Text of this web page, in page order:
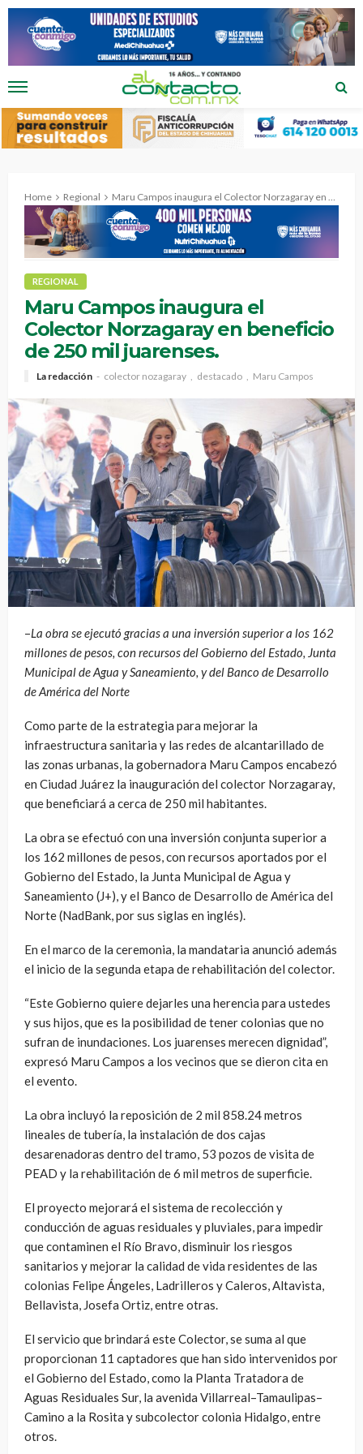
Home Regional Maru Campos inaugura el Colector Norzagaray en beneficio de 250 mil juarenses.
REGIONAL
Maru Campos inaugura el
Colector Norzagaray en beneficio
de 250 mil juarenses.
La redacción colector nozagaray destacado Maru Campos
–La obra se ejecutó gracias a una inversión superior a los 162
millones de pesos, con recursos del Gobierno del Estado, Junta
Municipal de Agua y Saneamiento, y del Banco de Desarrollo
de América del Norte
Como parte de la estrategia para mejorar la
infraestructura sanitaria y las redes de alcantarillado de
las zonas urbanas, la gobernadora Maru Campos encabezó
en Ciudad Juárez la inauguración del colector Norzagaray,
que beneficiará a cerca de 250 mil habitantes.
La obra se efectuó con una inversión conjunta superior a
los 162 millones de pesos, con recursos aportados por el
Gobierno del Estado, la Junta Municipal de Agua y
Saneamiento (J+), y el Banco de Desarrollo de América del
Norte (NadBank, por sus siglas en inglés).
En el marco de la ceremonia, la mandataria anunció además
el inicio de la segunda etapa de rehabilitación del colector.
“Este Gobierno quiere dejarles una herencia para ustedes
y sus hijos, que es la posibilidad de tener colonias que no
sufran de inundaciones. Los juarenses merecen dignidad”,
expresó Maru Campos a los vecinos que se dieron cita en
el evento.
La obra incluyó la reposición de 2 mil 858.24 metros
lineales de tubería, la instalación de dos cajas
desarenadoras dentro del tramo, 53 pozos de visita de
PEAD y la rehabilitación de 6 mil metros de superficie.
El proyecto mejorará el sistema de recolección y
conducción de aguas residuales y pluviales, para impedir
que contaminen el Río Bravo, disminuir los riesgos
sanitarios y mejorar la calidad de vida residentes de las
colonias Felipe Ángeles, Ladrilleros y Caleros, Altavista,
Bellavista, Josefa Ortiz, entre otras.
El servicio que brindará este Colector, se suma al que
proporcionan 11 captadores que han sido intervenidos por
el Gobierno del Estado, como la Planta Tratadora de
Aguas Residuales Sur, la avenida Villarreal–Tamaulipas–
Camino a la Rosita y subcolector colonia Hidalgo, entre
otros.